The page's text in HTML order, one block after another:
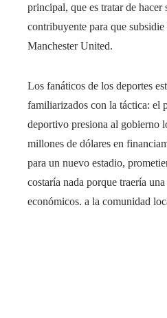
principal, que es tratar de hacer
contribuyente para que
Manchester United.
Los fanáticos de los deportes
familiarizados con la táctica: el
deportivo presiona al gobierno
millones de dólares en
para un nuevo estadio,
costaría nada porque traería
económicos. a la comunidad